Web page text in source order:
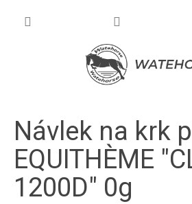
Návlek na krk
EQUITHÈME
1200D" 0g